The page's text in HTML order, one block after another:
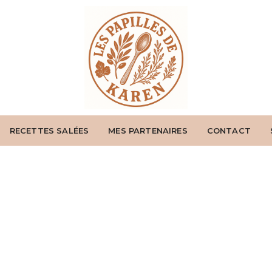
RECETTES SALÉES MES PARTENAIRES CONTACT